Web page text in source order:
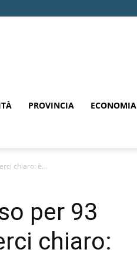
PROVINCIA ECONOMIA
chiaro: è...
per 93
chiaro: